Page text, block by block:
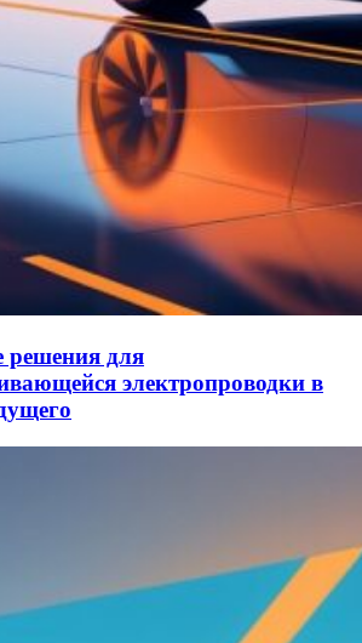
для
электропроводки в